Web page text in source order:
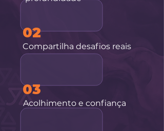
Compartilha desafios reais
02
03
Acolhimento e confiança